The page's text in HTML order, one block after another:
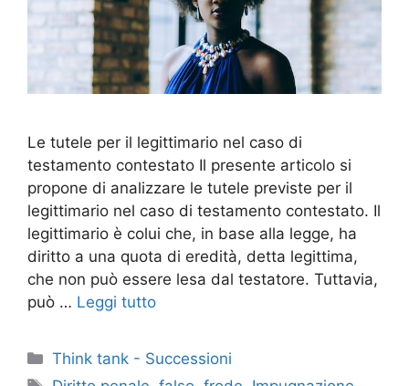
Le tutele per il legittimario nel caso di
testamento contestato Il presente articolo si
propone di analizzare le tutele previste per il
legittimario nel caso di testamento contestato. Il
legittimario è colui che, in base alla legge, ha
diritto a una quota di eredità, detta legittima,
che non può essere lesa dal testatore. Tuttavia,
può … Leggi tutto
Categorie
Think tank - Successioni